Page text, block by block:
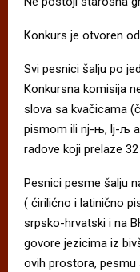
Konkurs je otvoren od
Svi pesnici šalju po
Konkursna komisija
slova sa kvačicama
pismom ili nj-њ, lj-љ
radove koji prelaze
Pesnici pesme šalju
( ćirilićno i latinično
srpsko-hrvatski i na
govore jezicima iz
ovih prostora, pesmu